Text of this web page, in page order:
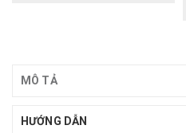
MÔ TẢ
HƯỚNG DẪN